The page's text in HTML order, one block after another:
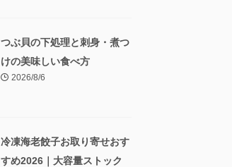
つぶ貝の下処理と刺身・煮つ
けの美味しい食べ方
2026/8/6
冷凍海老餃子お取り寄せおす
すめ2026｜大容量ストック